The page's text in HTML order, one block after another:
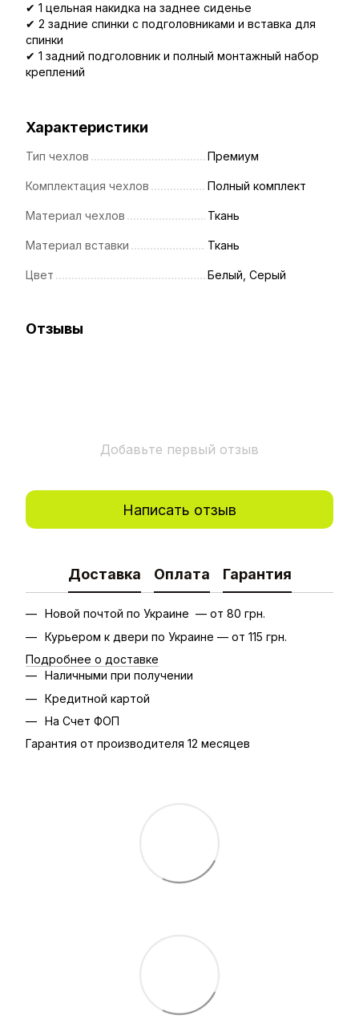
✔ 1 цельная накидка на заднее сиденье
✔ 2 задние спинки с подголовниками и вставка для
спинки
✔ 1 задний подголовник и полный монтажный набор
креплений
Характеристики
Тип чехлов Премиум
Комплектация чехлов Полный комплект
Материал чехлов Ткань
Материал вставки Ткань
Цвет Белый, Серый
Отзывы
Добавьте первый отзыв
Написать отзыв
Доставка Оплата Гарантия
Новой почтой по Украине — от 80 грн.
Курьером к двери по Украине — от 115 грн.
Подробнее о доставке
Наличными при получении
Кредитной картой
На Счет ФОП
Гарантия от производителя 12 месяцев